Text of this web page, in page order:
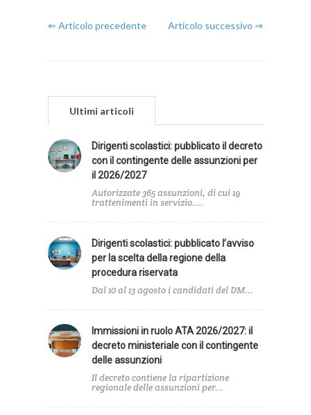
⇐ Articolo precedente Articolo successivo ⇒
Ultimi articoli
Dirigenti scolastici: pubblicato il decreto
con il contingente delle assunzioni per
il 2026/2027
Autorizzate 365 assunzioni, di cui 19
trattenimenti in servizio....
Dirigenti scolastici: pubblicato l’avviso
per la scelta della regione della
procedura riservata
Dal 10 al 13 agosto i candidati del DM...
Immissioni in ruolo ATA 2026/2027: il
decreto ministeriale con il contingente
delle assunzioni
Il decreto contiene la ripartizione
regionale delle assunzioni per...